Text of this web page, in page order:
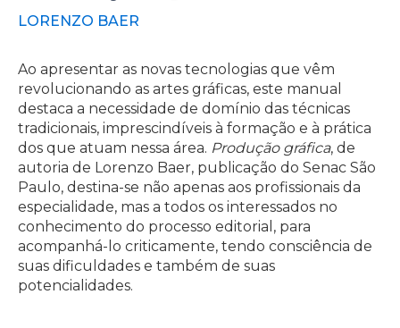
LORENZO BAER
Ao apresentar as novas tecnologias que vêm
revolucionando as artes gráficas, este manual
destaca a necessidade de domínio das técnicas
tradicionais, imprescindíveis à formação e à prática
dos que atuam nessa área. Produção gráfica, de
autoria de Lorenzo Baer, publicação do Senac São
Paulo, destina-se não apenas aos profissionais da
especialidade, mas a todos os interessados no
conhecimento do processo editorial, para
acompanhá-lo criticamente, tendo consciência de
suas dificuldades e também de suas
potencialidades.